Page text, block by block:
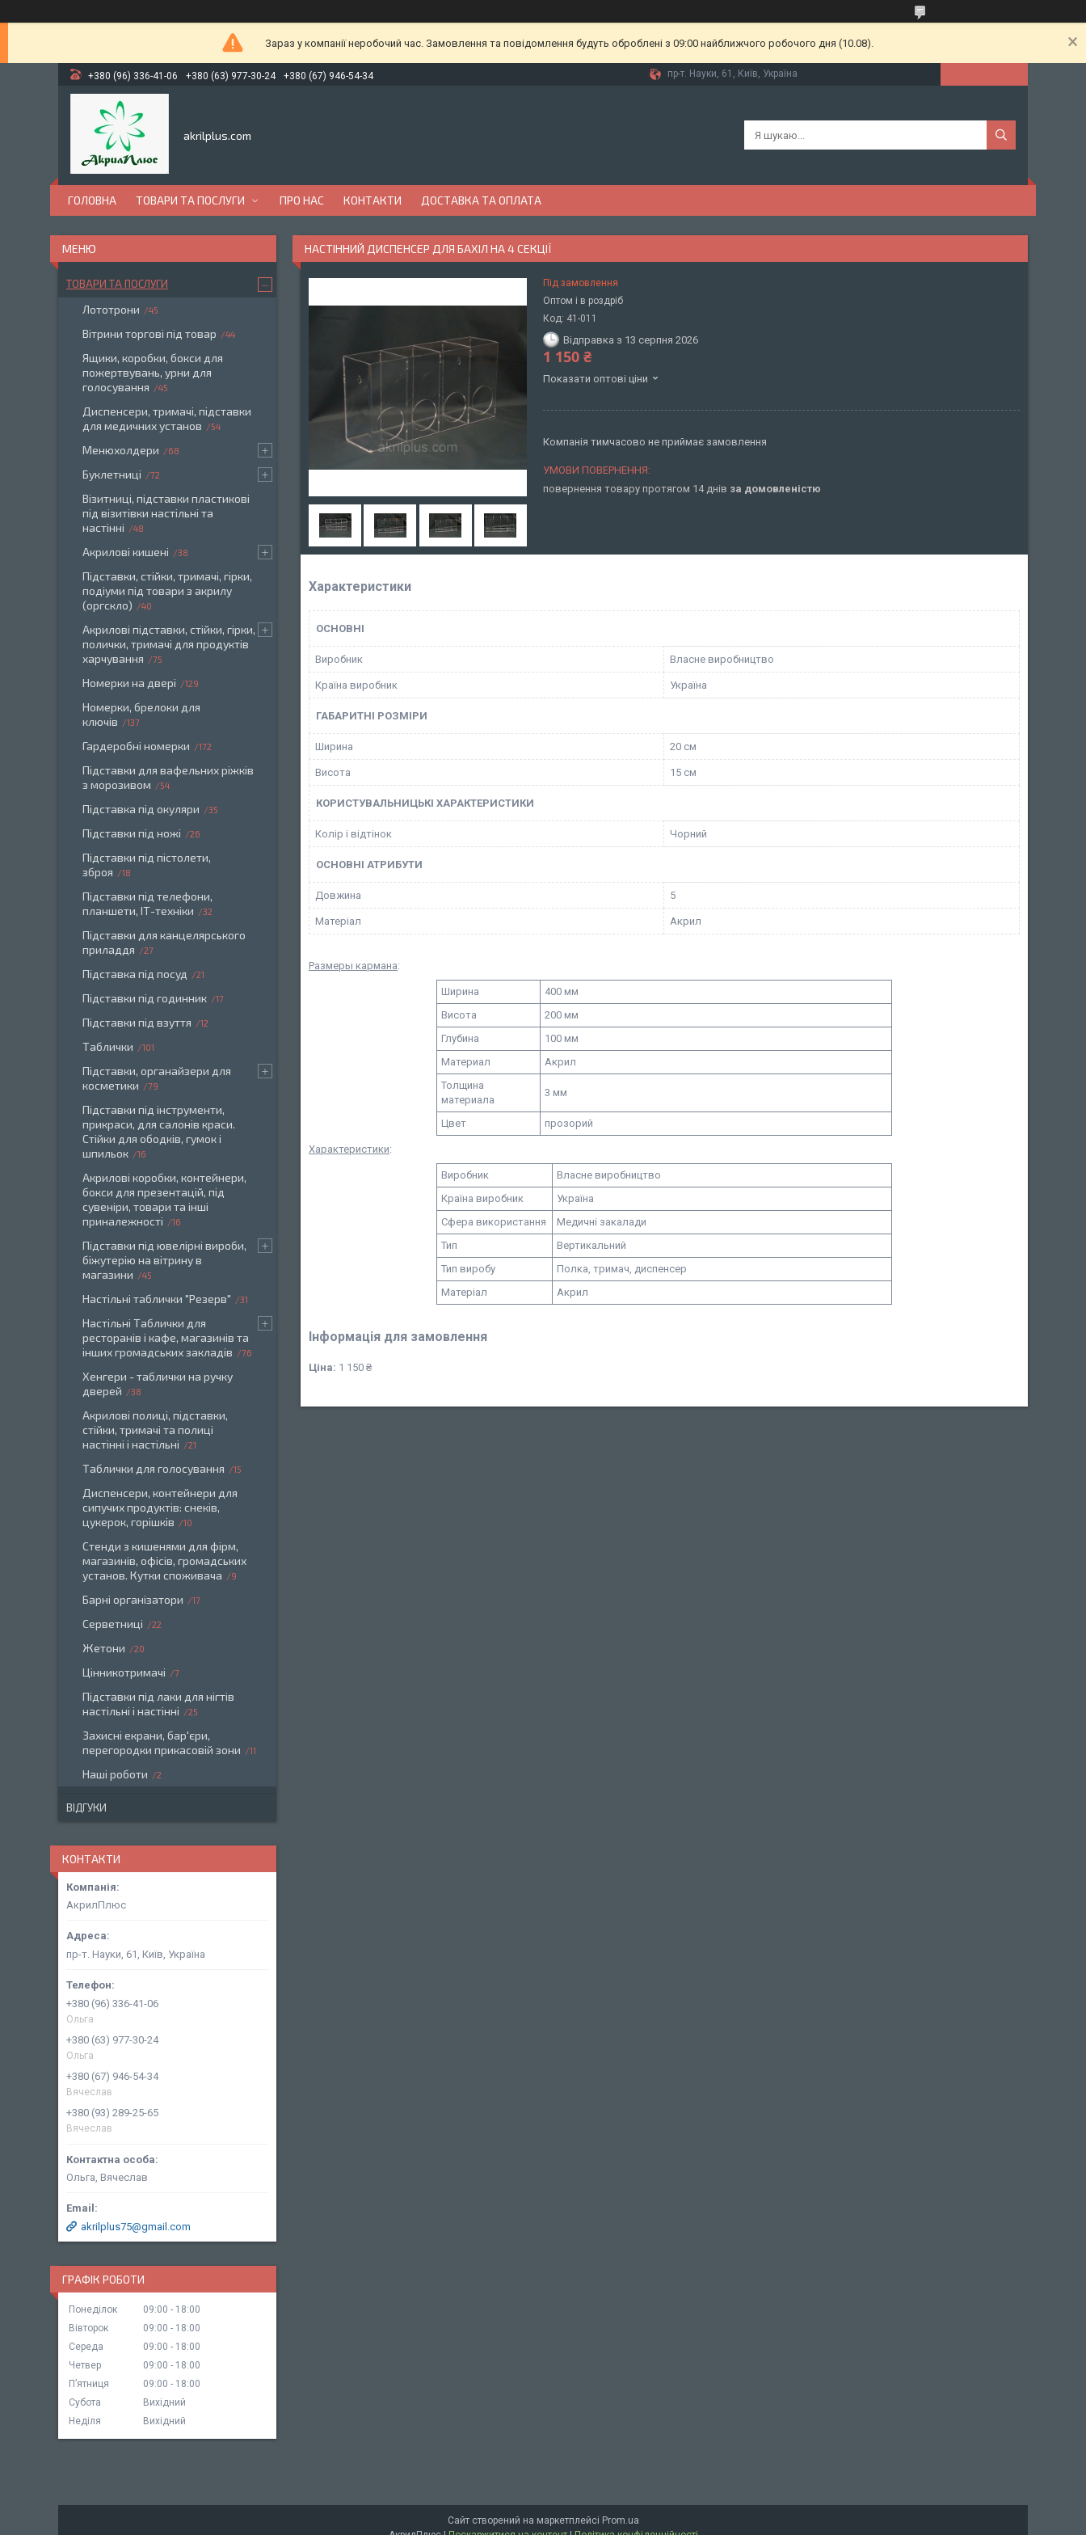
Зараз у компанії неробочий час. Замовлення та повідомлення будуть оброблені з 09:00 найближчого робочого дня (10.08).
+380 (96) 336-41-06 +380 (63) 977-30-24 +380 (67) 946-54-34 пр-т. Науки, 61, Київ, Україна
akrilplus.com
ГОЛОВНА ТОВАРИ ТА ПОСЛУГИ ПРО НАС КОНТАКТИ ДОСТАВКА ТА ОПЛАТА
НАСТІННИЙ ДИСПЕНСЕР ДЛЯ БАХІЛ НА 4 СЕКЦІЇ
Під замовлення
Оптом і в роздріб
Код: 41-011
Відправка з 13 серпня 2026
1 150 ₴
Показати оптові ціни
Компанія тимчасово не приймає замовлення
повернення товару протягом 14 днів за домовленістю
Характеристики
ОСНОВНІ
Виробник Власне виробництво
Країна виробник Україна
ГАБАРИТНІ РОЗМІРИ
Ширина 20 см
Висота 15 см
КОРИСТУВАЛЬНИЦЬКІ ХАРАКТЕРИСТИКИ
Колір і відтінок Чорний
ОСНОВНІ АТРИБУТИ
Довжина 5
Матеріал Акрил
Размеры кармана:
Ширина
400 мм
Висота
200 мм
Глубина
100 мм
Материал
Акрил
Толщина
материала
3 мм
Цвет прозорий
Характеристики:
Виробник
Власне виробництво
Країна виробник
Україна
Сфера використання
Медичні закалади
Тип
Вертикальний
Тип виробу
Полка, тримач, диспенсер
Матеріал
Акрил
Інформація для замовлення
Ціна: 1 150 ₴
ТОВАРИ ТА ПОСЛУГИ
Лототрони 45
Вітрини торгові під товар 44
Ящики, коробки, бокси для
пожертвувань, урни для
голосування
45
Диспенсери, тримачі, підставки
для медичних установ
54
Менюхолдери 68
Буклетниці 72
Візитниці, підставки пластикові
під візитівки настільні та
настінні
48
Акрилові кишені 38
Підставки, стійки, тримачі, гірки,
подіуми під товари з акрилу
(оргскло)
40
Акрилові підставки, стійки, гірки,
полички, тримачі для продуктів
харчування
75
Номерки на двері 129
Номерки, брелоки для
ключів
137
Гардеробні номерки 172
Підставки для вафельних ріжків
з морозивом
54
Підставка під окуляри 35
Підставки під ножі 26
Підставки під пістолети,
зброя
18
Підставки під телефони,
планшети, ІТ-техніки
32
Підставки для канцелярського
приладдя
27
Підставка під посуд 21
Підставки під годинник 17
Підставки під взуття 12
Таблички 101
Підставки, органайзери для
косметики
79
Підставки під інструменти,
прикраси, для салонів краси.
Стійки для ободків, гумок і
шпильок
16
Акрилові коробки, контейнери,
бокси для презентацій, під
сувеніри, товари та інші
приналежності
16
Підставки під ювелірні вироби,
біжутерію на вітрину в
магазини
45
Настільні таблички "Резерв" 31
Настільні Таблички для
ресторанів і кафе, магазинів та
інших громадських закладів
76
Хенгери - таблички на ручку
дверей
38
Акрилові полиці, підставки,
стійки, тримачі та полиці
настінні і настільні
21
Таблички для голосування 15
Диспенсери, контейнери для
сипучих продуктів: снеків,
цукерок, горішків
10
Стенди з кишенями для фірм,
магазинів, офісів, громадських
установ. Кутки споживача
9
Барні організатори 17
Серветниці 22
Жетони 20
Цінникотримачі 7
Підставки під лаки для нігтів
настільні і настінні
25
Захисні екрани, бар'єри,
перегородки прикасовій зони
11
Наші роботи 2
ВІДГУКИ
КОНТАКТИ
АкрилПлюс
пр-т. Науки, 61, Київ, Україна
+380 (96) 336-41-06
Ольга
+380 (63) 977-30-24
Ольга
+380 (67) 946-54-34
Вячеслав
+380 (93) 289-25-65
Вячеслав
Ольга, Вячеслав
akrilplus75@gmail.com
ГРАФІК РОБОТИ
Понеділок 09:00
18:00
Вівторок
09:00
18:00
Середа
09:00
18:00
Четвер
09:00
18:00
Пʼятниця
09:00
18:00
Субота
Вихідний
Неділя
Вихідний
Сайт створений на маркетплейсі Prom.ua